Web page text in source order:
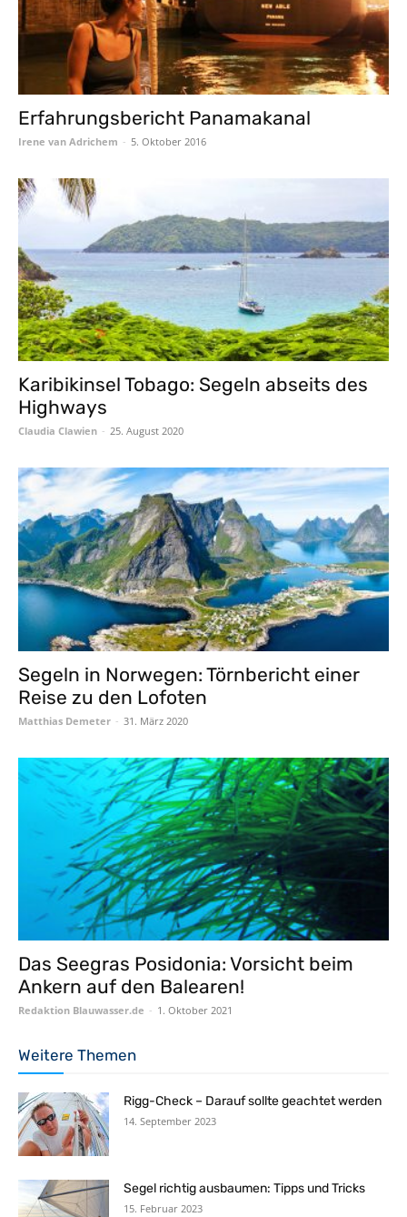
Erfahrungsbericht Panamakanal
Irene van Adrichem - 5. Oktober 2016
Karibikinsel Tobago: Segeln abseits des
Highways
Claudia Clawien - 25. August 2020
Segeln in Norwegen: Törnbericht einer
Reise zu den Lofoten
Matthias Demeter - 31. März 2020
Das Seegras Posidonia: Vorsicht beim
Ankern auf den Balearen!
Redaktion Blauwasser.de - 1. Oktober 2021
Weitere Themen
Rigg-Check – Darauf sollte geachtet werden
14. September 2023
Segel richtig ausbaumen: Tipps und Tricks
15. Februar 2023